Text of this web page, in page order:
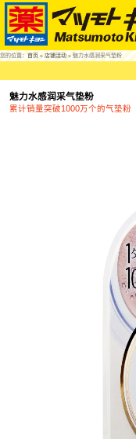
您的位置：首页»店铺活动» 魅力水感润采气垫粉
魅力水感润采气垫粉
累计销量突破1000万个的气垫粉